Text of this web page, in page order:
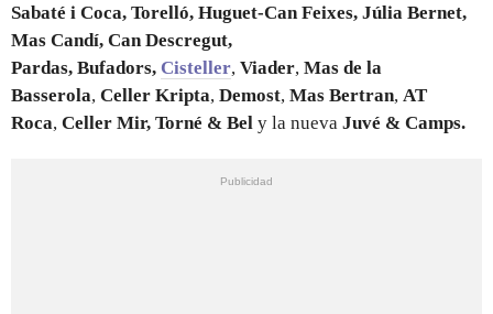
Sabaté i Coca, Torelló, Huguet-Can Feixes, Júlia Bernet,
Mas Candí, Can Descregut,
Pardas, Bufadors, Cisteller, Viader, Mas de la
Basserola, Celler Kripta, Demost, Mas Bertran, AT
Roca, Celler Mir, Torné & Bel y la nueva Juvé & Camps.